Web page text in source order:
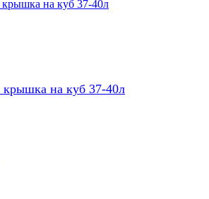
на куб 37-40л